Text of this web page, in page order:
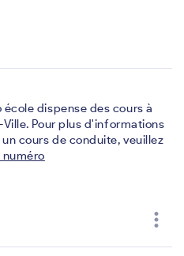
dispense des cours à
Pour plus d'informations
cours de conduite, veuillez
numéro
more_vert